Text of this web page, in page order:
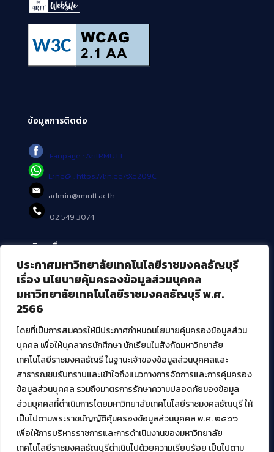
ประกาศมหาวิทยาลัยเทคโนโลยีราชมงคลธัญบุรี
เรื่อง นโยบายคุ้มครองข้อมูลส่วนบุคคล
มหาวิทยาลัยเทคโนโลยีราชมงคลธัญบุรี พ.ศ.
2566
โดยที่เป็นการสมควรให้มีประกาศกำหนดนโยบายคุ้มครองข้อมูลส่วน
บุคคล เพื่อให้บุคลากรนักศึกษา นักเรียนในสังกัดมหาวิทยาลัย
เทคโนโลยีราชมงคลธัญรี ในฐานะเจ้าของข้อมูลส่วนบุคคลและ
สาธารณชนรับทราบและเข้าใจถึงแนวทางการจัดการและการคุ้มครอง
ข้อมูลส่วนบุคคล รวมถึงมาตรการรักษาความปลอดภัยของข้อมูล
ส่วนบุคคลที่ดำเนินการโดยมหาวิทยาลัยเทคโนโลยีราชมงคลธัญบุรี ให้
เป็นไปตามพระราชบัญญัติคุ้มครองข้อมูลส่วนบุคคล พ.ศ. ๒๕๖๖
เพื่อให้การบริหารราชการและการดำเนินงานของมหาวิทยาลัย
เทคโนโลยีราชมงคลธัญบุรีดำเนินไปด้วยความเรียบร้อย เป็นไปตาม
ข้อมูลการติดต่อ
Fanpage : AritRMUTT
Line@ : https://lin.ee/tXe209C
admin@rmutt.ac.th
02 549 3074
บริการอื่นๆ ของ สวส.
ศูนย์สื่อดิจิทัล
ศูนย์นวัตกรรมและความรู้
ศูนย์พัฒนาและบริการนวัตกรรมดิจิทัล
สมัยใหม่ (MoSeC)
งานบริการวิชาการให้กับหน่วยงานภายนอก
โครงการส่งเสริมและพัฒนาผู้ประกอบการ SME โดย. มทร.ธัญบุรี
กิจกรรมการเชื่อมโยงเครือข่ายผู้ให้บริการเครื่องจักรกลทางการ
เกษตร ภายใต้โครงการส่งเสริมการรแปรรูปสินค้าเกษตรระดับชุมชน
กรมส่งเสริมอุตสาหกรรม
โครงการยกระดับเศรษฐกิจและสังคมรายตำบลแบบบูรณาการ (1
ตำบล 1 มหาวิทยาลัย)